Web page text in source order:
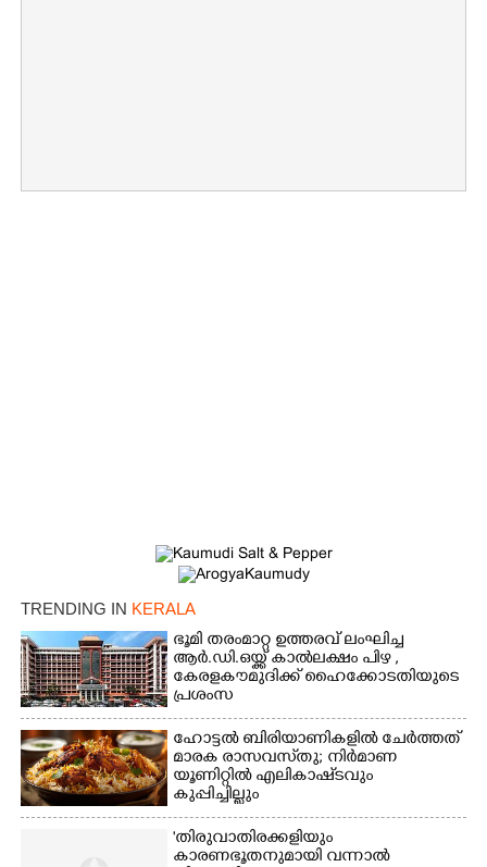
TRENDING IN KERALA
ഭൂമി തരംമാറ്റ ഉത്തരവ് ലംഘിച്ച
ആർ.ഡി.ഒയ്ക്ക് കാൽലക്ഷം പിഴ ,​
കേരളകൗമുദിക്ക് ഹൈക്കോടതിയുടെ
പ്രശംസ
ഹോട്ടൽ ബിരിയാണികളിൽ ചേർത്തത്
മാരക രാസവസ്‌തു; നിർമാണ
യൂണിറ്റിൽ എലികാഷ്‌ടവും
കുപ്പിച്ചില്ലും
'തിരുവാതിരക്കളിയും
കാരണഭൂതനുമായി വന്നാൽ